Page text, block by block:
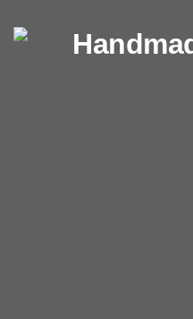
Перейти к содержимому